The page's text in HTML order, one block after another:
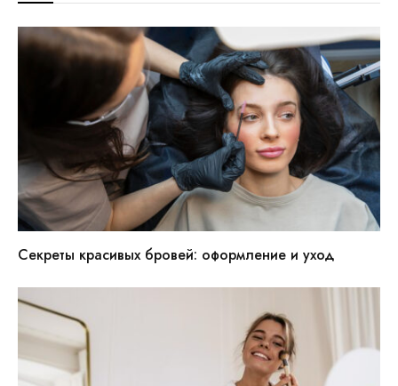
Секреты красивых бровей: оформление и уход